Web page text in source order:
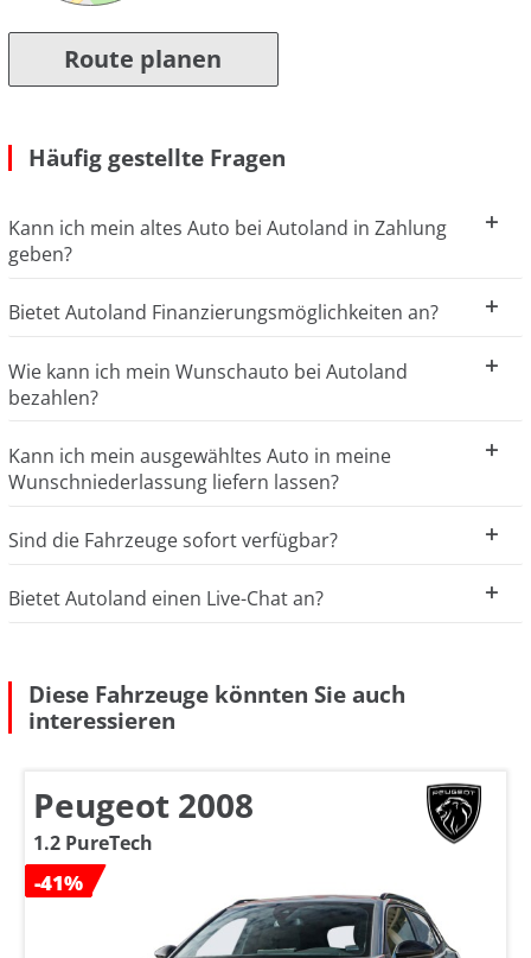
Route planen
Häufig gestellte Fragen
Kann ich mein altes Auto bei Autoland in Zahlung
geben?
Bietet Autoland Finanzierungsmöglichkeiten an?
Wie kann ich mein Wunschauto bei Autoland
bezahlen?
Kann ich mein ausgewähltes Auto in meine
Wunschniederlassung liefern lassen?
Sind die Fahrzeuge sofort verfügbar?
Bietet Autoland einen Live-Chat an?
Diese Fahrzeuge könnten Sie auch
interessieren
Peugeot 2008
1.2 PureTech
-41%